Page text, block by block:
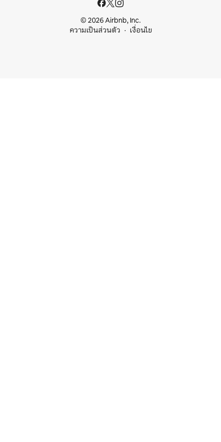
© 2026 Airbnb, Inc.
ความเป็นส่วนตัว
เงื่อนไข